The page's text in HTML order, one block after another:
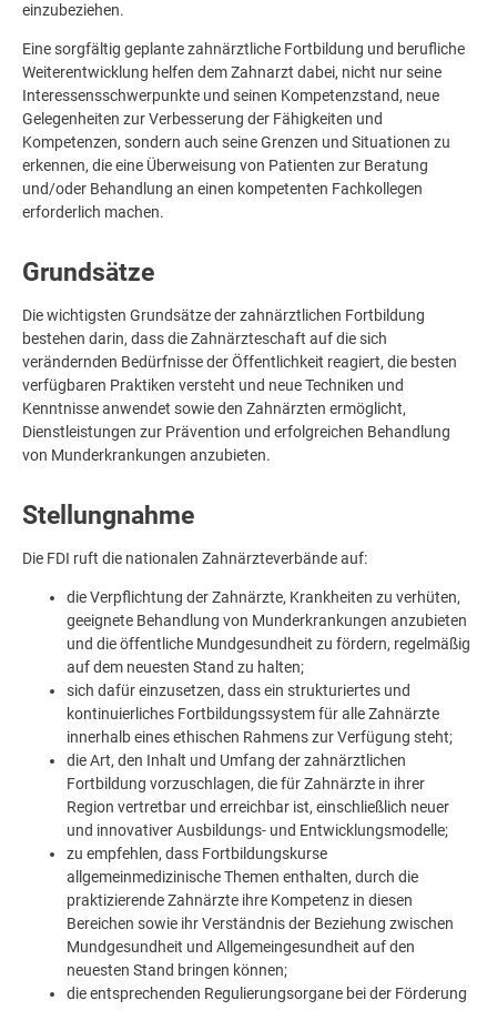
einzubeziehen.
Eine sorgfältig geplante zahnärztliche Fortbildung und berufliche
Weiterentwicklung helfen dem Zahnarzt dabei, nicht nur seine
Interessensschwerpunkte und seinen Kompetenzstand, neue
Gelegenheiten zur Verbesserung der Fähigkeiten und
Kompetenzen, sondern auch seine Grenzen und Situationen zu
erkennen, die eine Überweisung von Patienten zur Beratung
und/oder Behandlung an einen kompetenten Fachkollegen
erforderlich machen.
Grundsätze
Die wichtigsten Grundsätze der zahnärztlichen Fortbildung
bestehen darin, dass die Zahnärzteschaft auf die sich
verändernden Bedürfnisse der Öffentlichkeit reagiert, die besten
verfügbaren Praktiken versteht und neue Techniken und
Kenntnisse anwendet sowie den Zahnärzten ermöglicht,
Dienstleistungen zur Prävention und erfolgreichen Behandlung
von Munderkrankungen anzubieten.
Stellungnahme
Die FDI ruft die nationalen Zahnärzteverbände auf:
die Verpflichtung der Zahnärzte, Krankheiten zu verhüten,
geeignete Behandlung von Munderkrankungen anzubieten
und die öffentliche Mundgesundheit zu fördern, regelmäßig
auf dem neuesten Stand zu halten;
sich dafür einzusetzen, dass ein strukturiertes und
kontinuierliches Fortbildungssystem für alle Zahnärzte
innerhalb eines ethischen Rahmens zur Verfügung steht;
die Art, den Inhalt und Umfang der zahnärztlichen
Fortbildung vorzuschlagen, die für Zahnärzte in ihrer
Region vertretbar und erreichbar ist, einschließlich neuer
und innovativer Ausbildungs- und Entwicklungsmodelle;
zu empfehlen, dass Fortbildungskurse
allgemeinmedizinische Themen enthalten, durch die
praktizierende Zahnärzte ihre Kompetenz in diesen
Bereichen sowie ihr Verständnis der Beziehung zwischen
Mundgesundheit und Allgemeingesundheit auf den
neuesten Stand bringen können;
die entsprechenden Regulierungsorgane bei der Förderung